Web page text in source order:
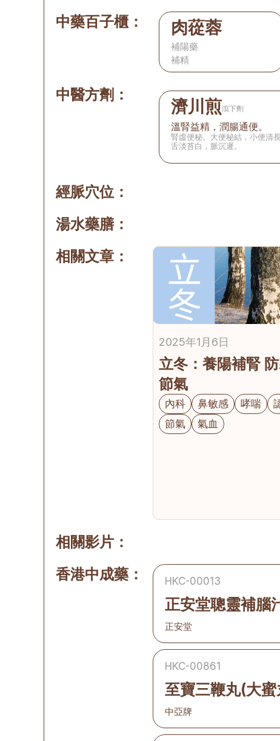
中藥百子櫃： 肉蓯蓉
補陽藥
補精
中醫方劑：
濟川煎瀉下劑
溫腎益精，潤腸通便。
腎虛便秘。大便秘結，小便清
舌淡苔白，脈沉遲。
經脈穴位：
湯水藥膳：
相關文章：
2025年1月6日
立冬：養陽補腎
節氣
內科 鼻敏感 哮喘
節氣
氣血
相關影片：
香港中成藥：
HKC-00013
正安堂聰靈補腦
正安堂
HKC-00861
至寶三鞭丸(大蜜
中亞牌